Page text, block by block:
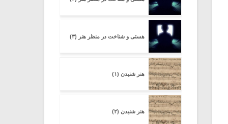
هستی و شناخت در منظر هنر (۳)
هنر شنیدن (۱)
هنر شنیدن (۲)